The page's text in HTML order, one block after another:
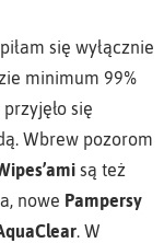
się wyłącznie
minimum 99%
się
Wbrew pozorom
są też
nowe Pampersy
. W